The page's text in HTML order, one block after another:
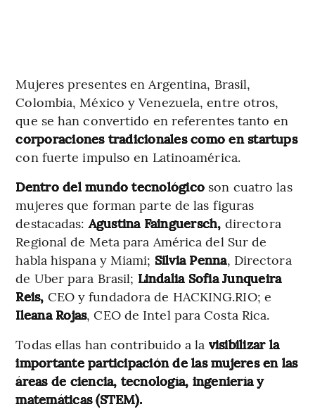
Mujeres presentes en Argentina, Brasil,
Colombia, México y Venezuela, entre otros,
que se han convertido en referentes tanto en
corporaciones tradicionales como en startups
con fuerte impulso en Latinoamérica.
Dentro del mundo tecnológico son cuatro las
mujeres que forman parte de las figuras
destacadas:Agustina Fainguersch, directora
Regional de Meta para América del Sur de
habla hispana y Miami; Silvia Penna, Directora
de Uber para Brasil; Lindalia Sofia Junqueira
Reis, CEO y fundadora de HACKING.RIO; e
Ileana Rojas, CEO de Intel para Costa Rica.
Todas ellas han contribuido a la visibilizar la
importante participación de las mujeres en las
áreas de ciencia, tecnología, ingeniería y
matemáticas (STEM).